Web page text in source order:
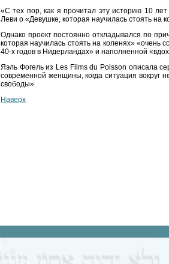
«С тех пор, как я прочитал эту историю 10
Леви о «Девушке, которая научилась стоять на
Однако проект постоянно откладывался по
которая научилась стоять на коленях» «очень
40-х годов в Нидерландах» и наполненной
Яэль Фогель из Les Films du Poisson описала
современной женщины, когда ситуация вокруг
свободы».
Наверх